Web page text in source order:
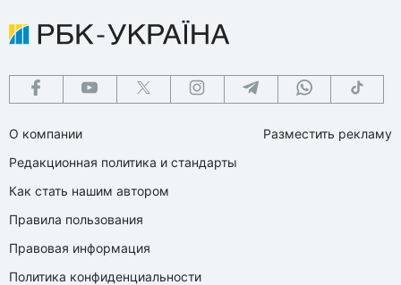
О компании
Редакционная политика и стандарты
Как стать нашим автором
Правила пользования
Правовая информация
Политика конфиденциальности
Разместить рекламу